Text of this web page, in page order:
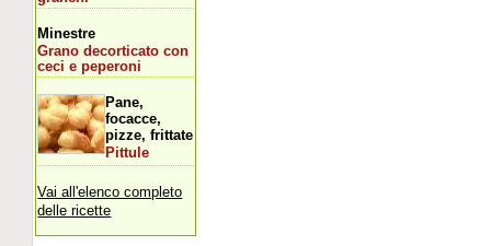
Minestre
Grano decorticato con
ceci e peperoni
Pane,
focacce,
pizze, frittate
Pittule
Vai all'elenco completo
delle ricette